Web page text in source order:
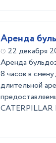
Аренда
22 декабря
Аренда
8 часов в
длительной
CATERPILLAR